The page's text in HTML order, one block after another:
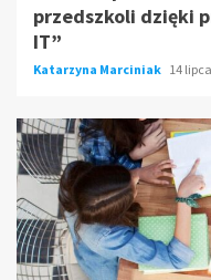
przedszkoli dzięki
IT”
Katarzyna Marciniak 14